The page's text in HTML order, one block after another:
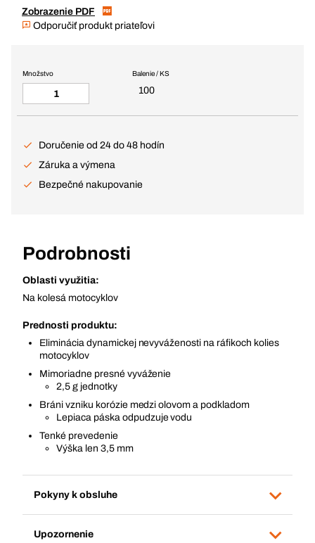
Zobrazenie PDF
Odporučiť produkt priateľovi
Balenie / KS
100
Množstvo
Doručenie od 24 do 48 hodín
Záruka a výmena
Bezpečné nakupovanie
Podrobnosti
Oblasti využitia:
Na kolesá motocyklov
Prednosti produktu:
Eliminácia dynamickej nevyváženosti na ráfikoch kolies
motocyklov
Mimoriadne presné vyváženie
2,5 g jednotky
Bráni vzniku korózie medzi olovom a podkladom
Lepiaca páska odpudzuje vodu
Tenké prevedenie
Výška len 3,5 mm
Pokyny k obsluhe
Upozornenie